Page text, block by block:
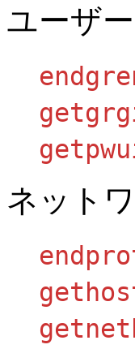
ユーザ
ネット